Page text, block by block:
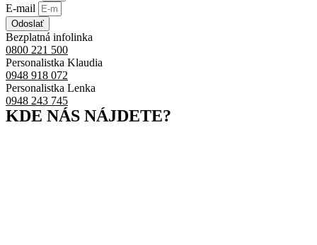
E-mail
Odoslať
Bezplatná infolinka
0800 221 500
Personalistka Klaudia
0948 918 072
Personalistka Lenka
0948 243 745
KDE NÁS NÁJDETE?